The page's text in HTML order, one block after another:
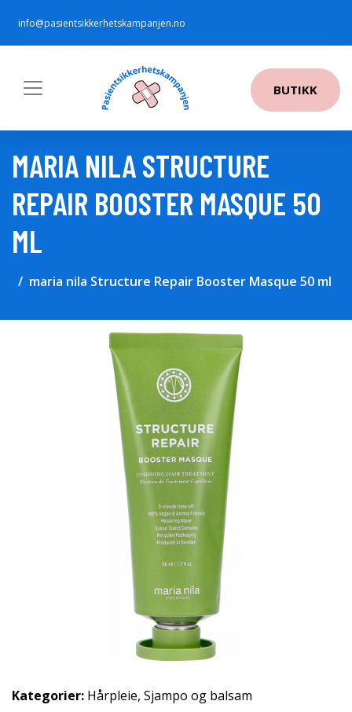
info@pasientsikkerhetskampanjen.no
BUTIKK
MARIA NILA STRUCTURE
REPAIR BOOSTER MASQUE 50
ML
maria nila Structure Repair Booster Masque 50 ml
Kategorier: Hårpleie, Sjampo og balsam